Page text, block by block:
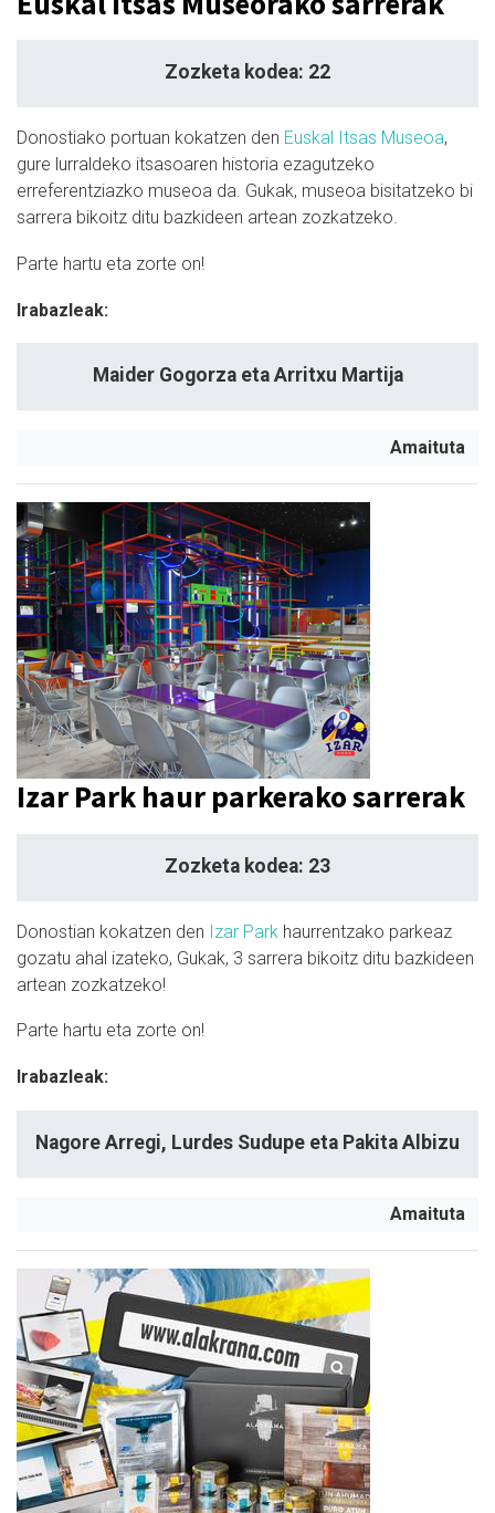
Zozketa kodea: 22
Donostiako portuan kokatzen den Euskal Itsas Museoa,
gure lurraldeko itsasoaren historia ezagutzeko
erreferentziazko museoa da. Gukak, museoa bisitatzeko bi
sarrera bikoitz ditu bazkideen artean zozkatzeko.
Parte hartu eta zorte on!
Irabazleak:
Maider Gogorza eta Arritxu Martija
Amaituta
Izar Park haur parkerako sarrerak
Zozketa kodea: 23
Donostian kokatzen den Izar Park haurrentzako parkeaz
gozatu ahal izateko, Gukak, 3 sarrera bikoitz ditu bazkideen
artean zozkatzeko!
Parte hartu eta zorte on!
Irabazleak:
Nagore Arregi, Lurdes Sudupe eta Pakita Albizu
Amaituta